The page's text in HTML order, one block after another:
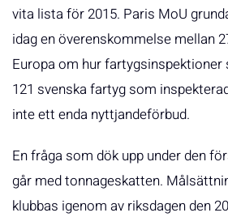
vita lista för 2015. Paris MoU
idag en överenskommelse mellan
Europa om hur fartygsinspektioner
121 svenska fartyg som
inte ett enda nyttjandeförbud.
En fråga som dök upp under den
går med tonnageskatten.
klubbas igenom av riksdagen den